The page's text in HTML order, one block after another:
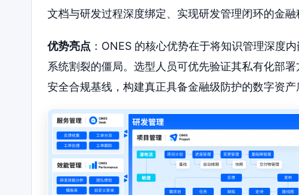
文档与研发过程深度绑定、实现研发管理闭环的金融
优势亮点 ：ONES 的核心优势在于将知识管理深度
系统割裂的僵局。选型人员可优先验证其私有化部
安全合规基线，构建真正具备金融级防护的数字资产